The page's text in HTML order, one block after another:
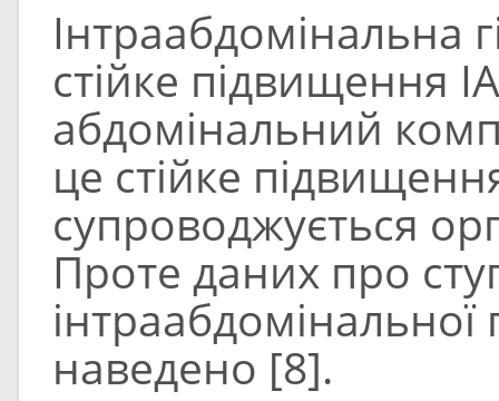
Інтраабдомінальна
стійке підвищення
абдомінальний
це стійке
супроводжується
Проте даних про
інтраабдомінальної
наведено [8].